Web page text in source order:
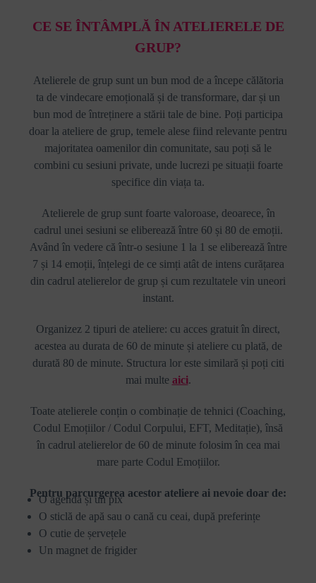
CE SE ÎNTÂMPLĂ ÎN ATELIERELE DE
GRUP?
Atelierele de grup sunt un bun mod de a începe călătoria
ta de vindecare emoțională și de transformare, dar și un
bun mod de întreținere a stării tale de bine. Poți participa
doar la ateliere de grup, temele alese fiind relevante pentru
majoritatea oamenilor din comunitate, sau poți să le
combini cu sesiuni private, unde lucrezi pe situații foarte
specifice din viața ta.
Atelierele de grup sunt foarte valoroase, deoarece, în
cadrul unei sesiuni se eliberează între 60 și 80 de emoții.
Având în vedere că într-o sesiune 1 la 1 se eliberează între
7 și 14 emoții, înțelegi de ce simți atât de intens curățarea
din cadrul atelierelor de grup și cum rezultatele vin uneori
instant.
Organizez 2 tipuri de ateliere: cu acces gratuit în direct,
acestea au durata de 60 de minute și ateliere cu plată, de
durată 80 de minute. Structura lor este similară și poți citi
mai multe aici.
Toate atelierele conțin o combinație de tehnici (Coaching,
Codul Emoțiilor / Codul Corpului, EFT, Meditație), însă
în cadrul atelierelor de 60 de minute folosim în cea mai
mare parte Codul Emoțiilor.
Pentru parcurgerea acestor ateliere ai nevoie doar de:
O agendă și un pix
O sticlă de apă sau o cană cu ceai, după preferințe
O cutie de șervețele
Un magnet de frigider